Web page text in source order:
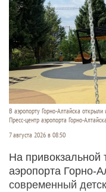
В аэропорту Горно-Алтайска
Пресс-центр аэропорта Горно-Алтайска
7 августа 2026 в 08:50
На привокзальной
аэропорта Горно-
современный